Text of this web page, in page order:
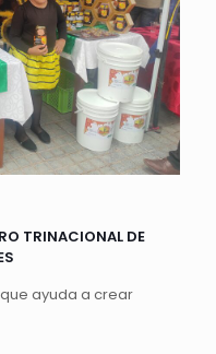
TRINACIONAL DE
ayuda a crear